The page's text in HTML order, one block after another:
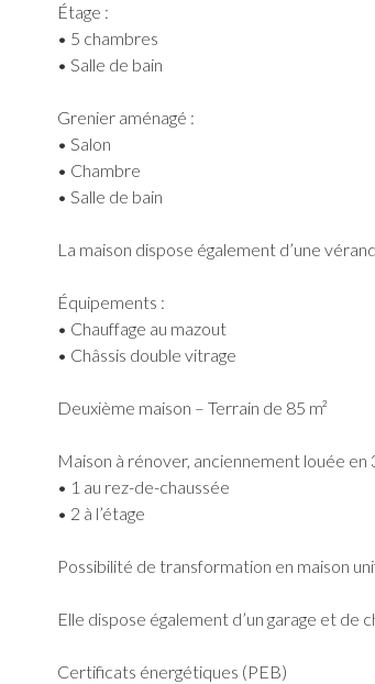
Étage :
• 5 chambres
• Salle de bain
Grenier aménagé :
• Salon
• Chambre
• Salle de bain
La maison dispose également d’une
Équipements :
• Chauffage au mazout
• Châssis double vitrage
Deuxième maison – Terrain de 85 m²
Maison à rénover, anciennement louée
• 1 au rez-de-chaussée
• 2 à l’étage
Possibilité de transformation en maison
Elle dispose également d’un garage et de
Certificats énergétiques (PEB)